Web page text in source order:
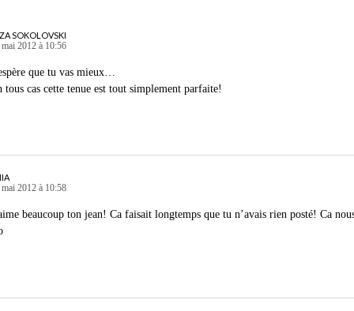
SOKOLOVSKI
2012 à 10:56
que tu vas mieux…
tous cas cette tenue est tout simplement parfaite!
2012 à 10:58
beaucoup ton jean! Ca faisait longtemps que tu n’avais rien posté! Ca